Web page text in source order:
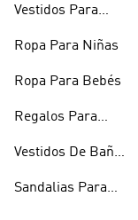
Vestidos Para
Ropa Para Niñas
Ropa Para Bebés
Regalos Para
Vestidos De Baño
Sandalias Para